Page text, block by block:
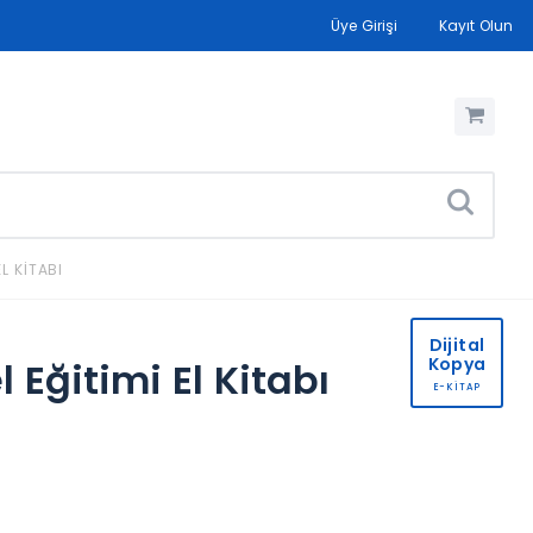
Üye Girişi Kayıt Olun
KITABI
Eğitimi El Kitabı
Dijital
Kopya
E-KİTAP